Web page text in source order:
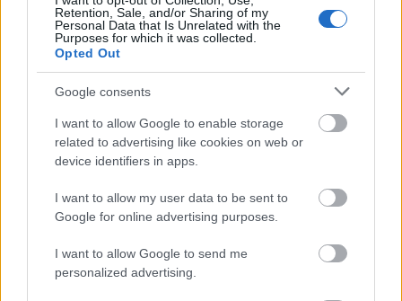
Retention, Sale, and/or Sharing of my
Personal Data that Is Unrelated with the
Purposes for which it was collected.
Opted Out
Google consents
I want to allow Google to enable storage
related to advertising like cookies on web or
device identifiers in apps.
I want to allow my user data to be sent to
Google for online advertising purposes.
I want to allow Google to send me
personalized advertising.
meghátrálásra késztetni az olasz támadókat.
Délután 6 órakor, alig több mint egy órával a
támadásra felszólító parancs kézhezvétele után
Kuszkó százados a következő jelentést küldte a 81.
dandárparancsnokságnak:„A Crnci és a Biene 11 felé
haladó kőfal mentén az olaszokat megállítottam és
egyenlőre tartom. Kérek sürgős segítséget, töltényt és
támogatásra szükség is volt, ugyanis az elfogott
katonák beszámoltak arról is, hogy erősítésként
olaszok ekkor mintegy 80–100 lépésnyire voltak a
kőfaltól, és igyekeztek felkészülni egy döntő